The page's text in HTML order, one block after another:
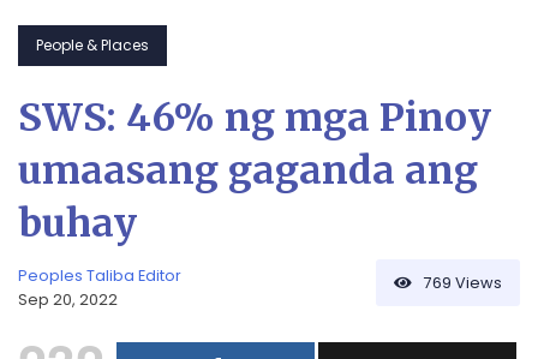
People & Places
SWS: 46% ng mga Pinoy
umaasang gaganda ang
buhay
Peoples Taliba Editor
Sep 20, 2022
769 Views